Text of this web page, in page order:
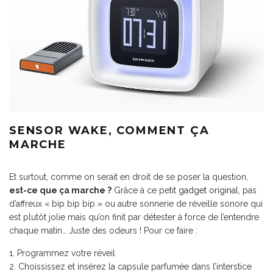
SENSOR WAKE, COMMENT ÇA
MARCHE
Et surtout, comme on serait en droit de se poser la question,
est-ce que ça marche ? Grâce à ce petit gadget original
, pas
d’affreux « bip bip bip » ou autre sonnerie de réveille sonore qui
est plutôt jolie mais qu’on finit par détester à force de l’entendre
chaque matin… Juste des odeurs ! Pour ce faire :
Programmez votre réveil
Choississez et insérez la capsule parfumée dans l’interstice